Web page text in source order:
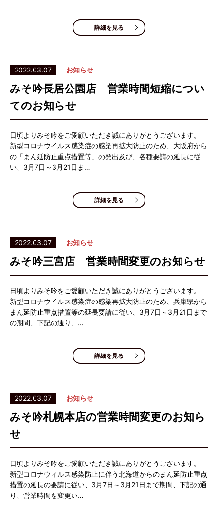
詳細を見る
2022.03.07 お知らせ
みそ吟長居公園店 営業時間短縮につい
てのお知らせ
日頃よりみそ吟をご愛顧いただき誠にありがとうございます。
新型コロナウイルス感染症の感染再拡大防止のため、大阪府から
の「まん延防止重点措置等」の発出及び、各種要請の延長に従
い、3月7日～3月21日ま…
詳細を見る
2022.03.07 お知らせ
みそ吟三宮店 営業時間変更のお知らせ
日頃よりみそ吟をご愛顧いただき誠にありがとうございます。
新型コロナウイルス感染症の感染再拡大防止のため、兵庫県から
まん延防止重点措置等の延長要請に従い、3月7日～3月21日まで
の期間、下記の通り、…
詳細を見る
2022.03.07 お知らせ
みそ吟札幌本店の営業時間変更のお知ら
せ
日頃よりみそ吟をご愛顧いただき誠にありがとうございます。
新型コロナウィルス感染防止に伴う北海道からのまん延防止重点
措置の延長の要請に従い、3月7日～3月21日まで期間、下記の通
り、営業時間を変更い…